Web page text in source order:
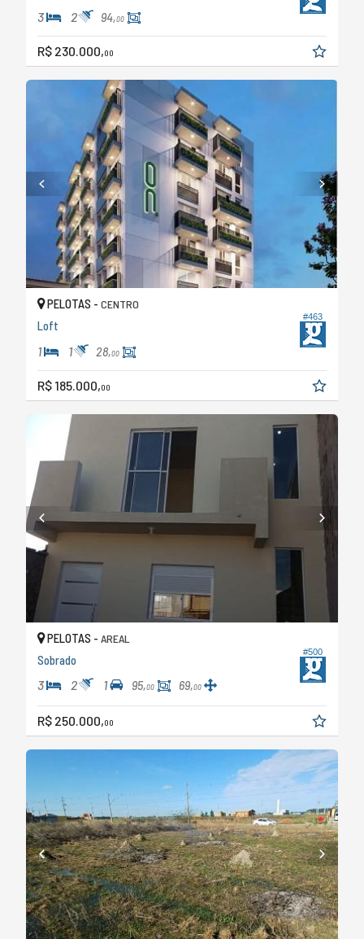
3 2 94,00
R$ 230.000,00
#463
PELOTAS - CENTRO
Loft
1 1 28,00
R$ 185.000,00
#500
PELOTAS - AREAL
Sobrado
3 2 1 95,00 69,00
R$ 250.000,00